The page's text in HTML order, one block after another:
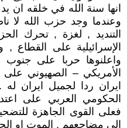
انها سنة الله في خلقه ان
وعندما وجد حزب الله لا
التنديد , لغزة , تحرك
الإسرائيلية على القطاع
واعلنوها حربا على جنوب
الأمريكي – الصهيوني
ايران ردا لجميل ايران
الحكومي العربي على
فعلى القوى الجاهزة
الى مضاجعهم , الموت او